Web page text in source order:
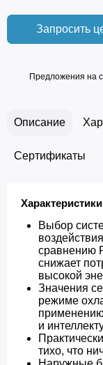
Запросить
Предложения на
Описание
Сертификаты
Выбор
сравнению
снижает
высокой
Значения
режиме
и
тихо, что